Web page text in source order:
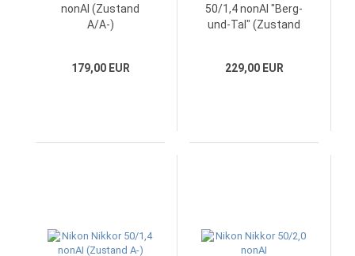
nonAI (Zustand
A/A-)
179,00 EUR
50/1,4 nonAI "Berg-
und-Tal" (Zustand
229,00 EUR